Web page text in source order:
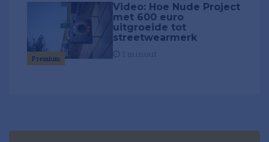
Premium
Video: Hoe Nude Project
met 600 euro
uitgroeide tot
streetwearmerk